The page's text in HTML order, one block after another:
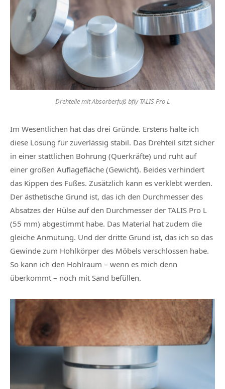
Drehteile mit Absorberfuß bfly TALIS Pro L
Im Wesentlichen hat das drei Gründe. Erstens halte ich
diese Lösung für zuverlässig stabil. Das Drehteil sitzt sicher
in einer stattlichen Bohrung (Querkräfte) und ruht auf
einer großen Auflagefläche (Gewicht). Beides verhindert
das Kippen des Fußes. Zusätzlich kann es verklebt werden.
Der ästhetische Grund ist, das ich den Durchmesser des
Absatzes der Hülse auf den Durchmesser der TALIS Pro L
(55 mm) abgestimmt habe. Das Material hat zudem die
gleiche Anmutung. Und der dritte Grund ist, das ich so das
Gewinde zum Hohlkörper des Möbels verschlossen habe.
So kann ich den Hohlraum – wenn es mich denn
überkommt – noch mit Sand befüllen.